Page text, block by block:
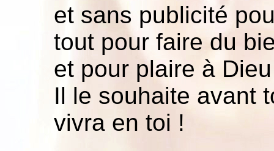
et sans publicité
tout pour faire du
et pour plaire à
Il le souhaite avant
vivra en toi !